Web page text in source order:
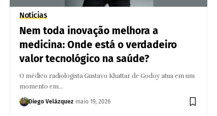
Notícias
Nem toda inovação melhora a
medicina: Onde está o verdadeiro
valor tecnológico na saúde?
O médico radiologista Gustavo Khattar de Godoy atua em um
momento em…
Diego Velázquez maio 19, 2026